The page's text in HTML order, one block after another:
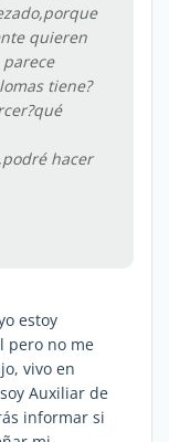
quieren
tiene?
hacer
estoy
pero no me
vivo en
Auxiliar de
informar si